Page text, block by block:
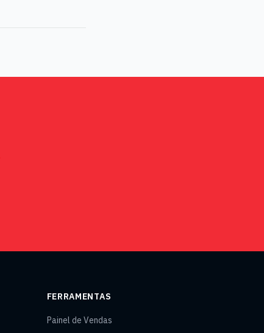
FERRAMENTAS
Painel de Vendas